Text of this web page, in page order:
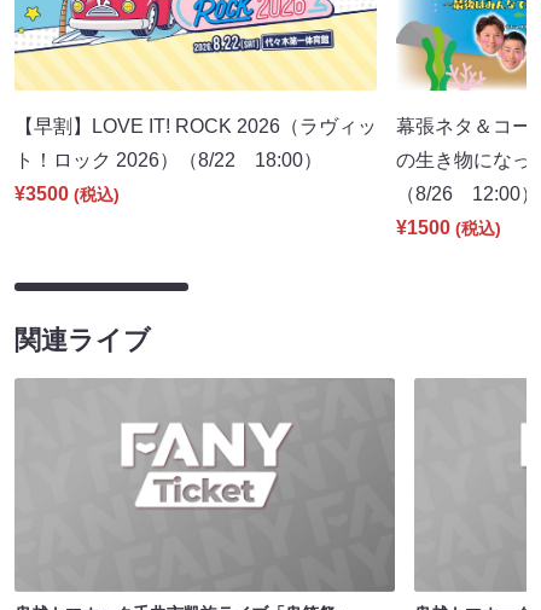
【早割】LOVE IT! ROCK 2026（ラヴィッ
ト！ロック 2026）（8/22 18:00）
¥3500 (税込)
幕張ネタ＆コー
の生き物になっ
（8/26 12:00）
¥1500 (税込)
関連ライブ